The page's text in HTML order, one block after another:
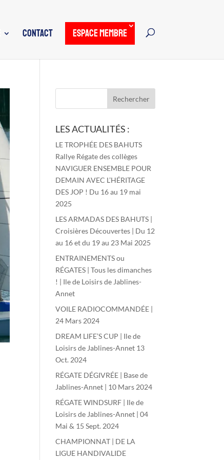
CONTACT ESPACE MEMBRE
LES ACTUALITÉS :
LE TROPHÉE DES BAHUTS
Rallye Régate des collèges
NAVIGUER ENSEMBLE POUR
DEMAIN AVEC L’HÉRITAGE
DES JOP ! Du 16 au 19 mai
2025
LES ARMADAS DES BAHUTS |
Croisières Découvertes | Du 12
au 16 et du 19 au 23 Mai 2025
ENTRAINEMENTS ou
RÉGATES | Tous les dimanches
! | Ile de Loisirs de Jablines-
Annet
VOILE RADIOCOMMANDÉE |
24 Mars 2024
DREAM LIFE’S CUP | Ile de
Loisirs de Jablines-Annet 13
Oct. 2024
RÉGATE DÉGIVRÉE | Base de
Jablines-Annet | 10 Mars 2024
RÉGATE WINDSURF | Ile de
Loisirs de Jablines-Annet | 04
Mai & 15 Sept. 2024
CHAMPIONNAT | DE LA
LIGUE HANDIVALIDE